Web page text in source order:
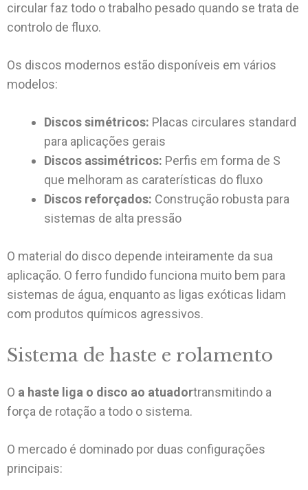
circular faz todo o trabalho pesado quando se trata de
controlo de fluxo.
Os discos modernos estão disponíveis em vários
modelos:
Discos simétricos: Placas circulares standard
para aplicações gerais
Discos assimétricos: Perfis em forma de S
que melhoram as caraterísticas do fluxo
Discos reforçados: Construção robusta para
sistemas de alta pressão
O material do disco depende inteiramente da sua
aplicação. O ferro fundido funciona muito bem para
sistemas de água, enquanto as ligas exóticas lidam
com produtos químicos agressivos.
Sistema de haste e rolamento
O a haste liga o disco ao atuadortransmitindo a
força de rotação a todo o sistema.
O mercado é dominado por duas configurações
principais: